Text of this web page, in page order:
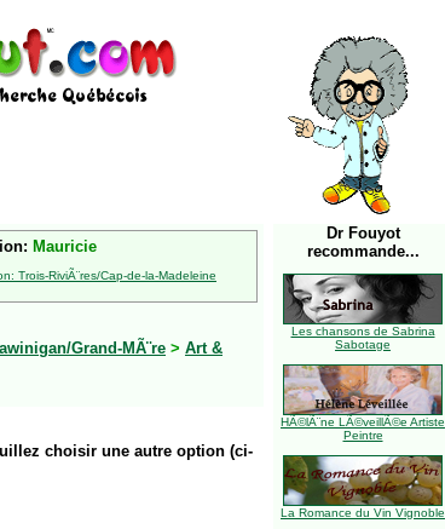
Mauricie
Trois-RiviÃ¨res/Cap-de-la-Madeleine
Grand-MÃ¨re > Art &
choisir une autre option (ci-
Dr Fouyot
recommande...
Les chansons de Sabrina
Sabotage
HÃ©lÃ¨ne LÃ©veillÃ©e Artiste
Peintre
La Romance du Vin Vignoble